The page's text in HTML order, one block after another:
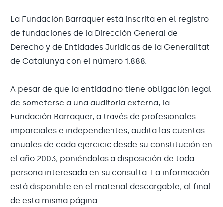
La Fundación Barraquer está inscrita en el registro
de fundaciones de la Dirección General de
Derecho y de Entidades Jurídicas de la Generalitat
de Catalunya con el número 1.888.
A pesar de que la entidad no tiene obligación legal
de someterse a una auditoría externa, la
Fundación Barraquer, a través de profesionales
imparciales e independientes, audita las cuentas
anuales de cada ejercicio desde su constitución en
el año 2003, poniéndolas a disposición de toda
persona interesada en su consulta. La información
está disponible en el material descargable, al final
de esta misma página.